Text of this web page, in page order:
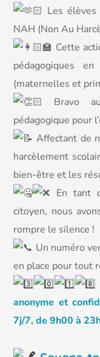
Les
NAH (Non Au
Cette
pédagogiques
(maternelles et
Bravo
pédagogique pour
Affectant de
harcèlement
bien-être et les
En tant
citoyen, nous
rompre le silence !
Un numéro
en place pour tout
anonyme et
7j/7, de 9h00 à